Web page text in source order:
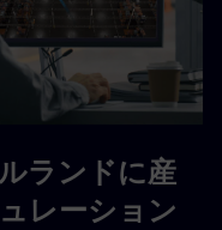
ランドに産
レーション